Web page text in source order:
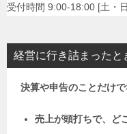
受付時間 9:00-18:00 [土・
経営に行き詰まったと
決算や申告のことだけで
売上が頭打ちで、ど